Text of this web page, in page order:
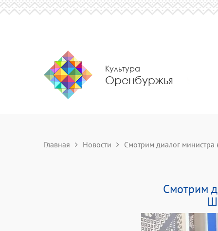
Культура
Оренбуржья
Главная Новости Смотрим диалог министра
Смотрим